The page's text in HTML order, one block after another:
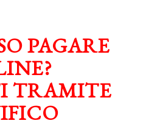
PAGARE
TRAMITE